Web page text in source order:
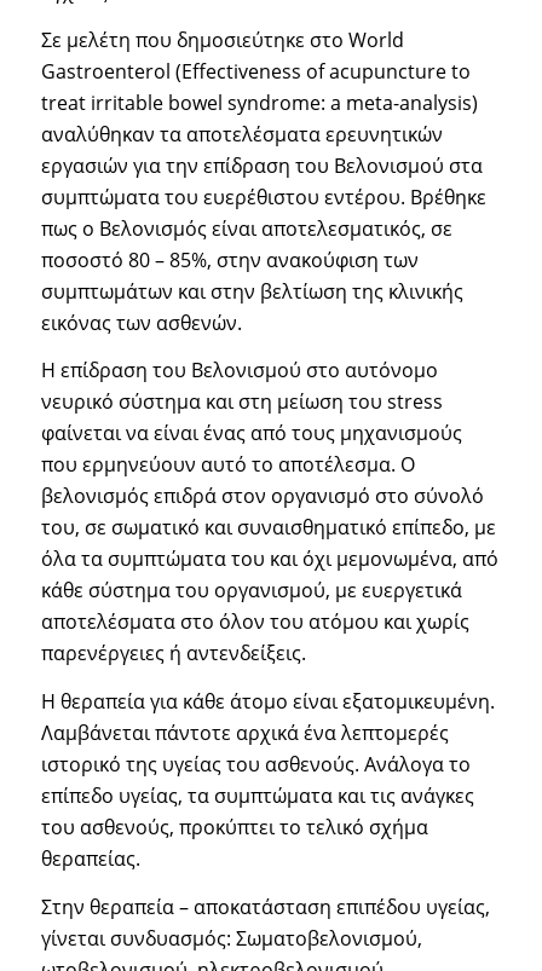
Σε μελέτη που δημοσιεύτηκε στο World
Gastroenterol (Effectiveness of acupuncture to
treat irritable bowel syndrome: a meta-analysis)
αναλύθηκαν τα αποτελέσματα ερευνητικών
εργασιών για την επίδραση του Βελονισμού στα
συμπτώματα του ευερέθιστου εντέρου. Βρέθηκε
πως ο Βελονισμός είναι αποτελεσματικός, σε
ποσοστό 80 – 85%, στην ανακούφιση των
συμπτωμάτων και στην βελτίωση της κλινικής
εικόνας των ασθενών.
Η επίδραση του Βελονισμού στο αυτόνομο
νευρικό σύστημα και στη μείωση του stress
φαίνεται να είναι ένας από τους μηχανισμούς
που ερμηνεύουν αυτό το αποτέλεσμα. Ο
βελονισμός επιδρά στον οργανισμό στο σύνολό
του, σε σωματικό και συναισθηματικό επίπεδο, με
όλα τα συμπτώματα του και όχι μεμονωμένα, από
κάθε σύστημα του οργανισμού, με ευεργετικά
αποτελέσματα στο όλον του ατόμου και χωρίς
παρενέργειες ή αντενδείξεις.
Η θεραπεία για κάθε άτομο είναι εξατομικευμένη.
Λαμβάνεται πάντοτε αρχικά ένα λεπτομερές
ιστορικό της υγείας του ασθενούς. Ανάλογα το
επίπεδο υγείας, τα συμπτώματα και τις ανάγκες
του ασθενούς, προκύπτει το τελικό σχήμα
θεραπείας.
Στην θεραπεία – αποκατάσταση επιπέδου υγείας,
γίνεται συνδυασμός: Σωματοβελονισμού,